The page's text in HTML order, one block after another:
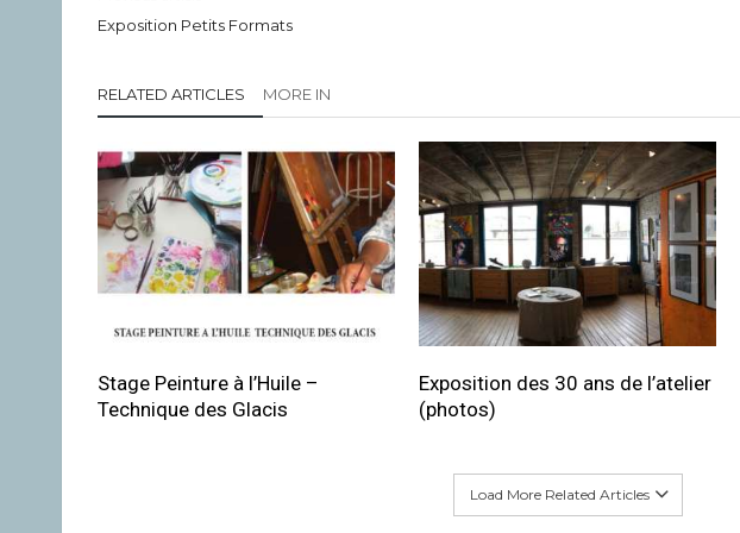
Exposition Petits Formats
RELATED ARTICLES MORE IN
Stage Peinture à l’Huile –
Technique des Glacis
Exposition des 30 ans de l’atelier
(photos)
Load More Related Articles